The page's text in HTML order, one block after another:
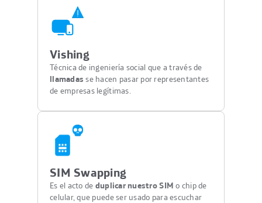
Vishing
Técnica de ingeniería social que a través de
llamadas se hacen pasar por representantes
de empresas legítimas.
SIM Swapping
Es el acto de duplicar nuestro SIM o chip de
celular, que puede ser usado para escuchar